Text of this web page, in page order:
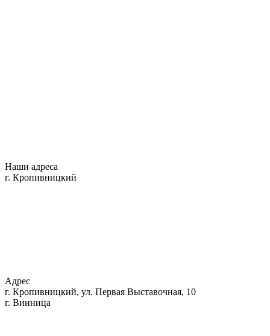
Наши адреса
г. Кропивницкий
Адрес
г. Кропивницкий, ул. Первая Выставочная, 10
г. Винница